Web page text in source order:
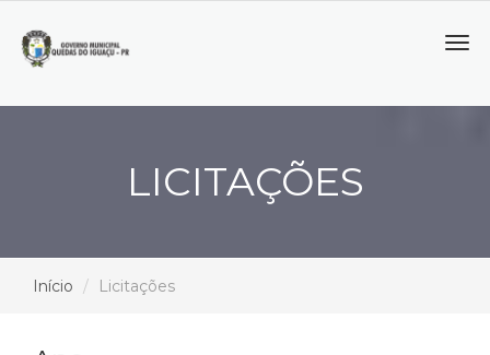
LICITAÇÕES
Início Licitações